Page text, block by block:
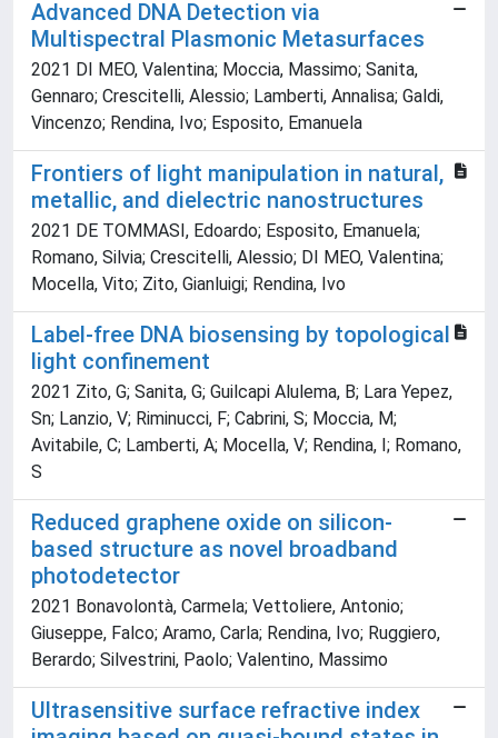
Advanced DNA Detection via
Multispectral Plasmonic Metasurfaces
2021 DI MEO, Valentina; Moccia, Massimo; Sanita,
Gennaro; Crescitelli, Alessio; Lamberti, Annalisa; Galdi,
Vincenzo; Rendina, Ivo; Esposito, Emanuela
Frontiers of light manipulation in natural,
metallic, and dielectric nanostructures
2021 DE TOMMASI, Edoardo; Esposito, Emanuela;
Romano, Silvia; Crescitelli, Alessio; DI MEO, Valentina;
Mocella, Vito; Zito, Gianluigi; Rendina, Ivo
Label-free DNA biosensing by topological
light confinement
2021 Zito, G; Sanita, G; Guilcapi Alulema, B; Lara Yepez,
Sn; Lanzio, V; Riminucci, F; Cabrini, S; Moccia, M;
Avitabile, C; Lamberti, A; Mocella, V; Rendina, I; Romano,
S
Reduced graphene oxide on silicon-
based structure as novel broadband
photodetector
2021 Bonavolontà, Carmela; Vettoliere, Antonio;
Giuseppe, Falco; Aramo, Carla; Rendina, Ivo; Ruggiero,
Berardo; Silvestrini, Paolo; Valentino, Massimo
Ultrasensitive surface refractive index